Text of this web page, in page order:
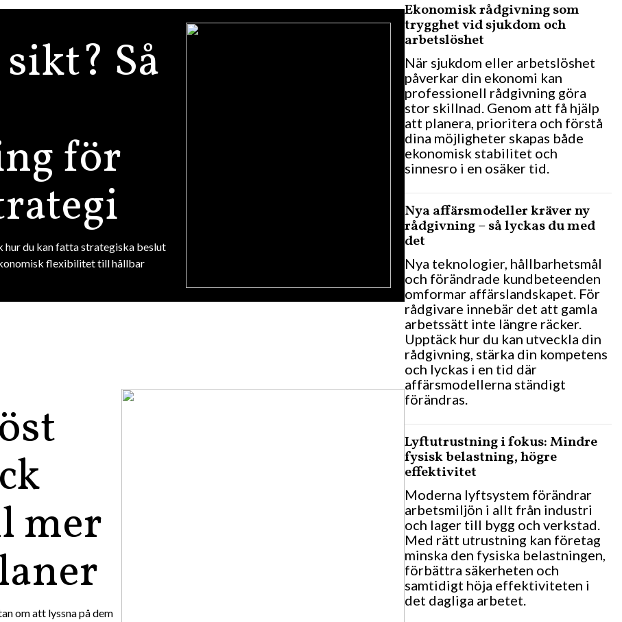
Så
för
du kan fatta strategiska beslut
flexibilitet till hållbar
mer
om att lyssna på dem
Ekonomisk rådgivning som
trygghet vid sjukdom och
arbetslöshet
När sjukdom eller arbetslöshet
påverkar din ekonomi kan
professionell rådgivning göra
stor skillnad. Genom att få hjälp
att planera, prioritera och förstå
dina möjligheter skapas både
ekonomisk stabilitet och
sinnesro i en osäker tid.
Nya affärsmodeller kräver ny
rådgivning – så lyckas du med
det
Nya teknologier, hållbarhetsmål
och förändrade kundbeteenden
omformar affärslandskapet. För
rådgivare innebär det att gamla
arbetssätt inte längre räcker.
Upptäck hur du kan utveckla din
rådgivning, stärka din kompetens
och lyckas i en tid där
affärsmodellerna ständigt
förändras.
Lyftutrustning i fokus: Mindre
fysisk belastning, högre
effektivitet
Moderna lyftsystem förändrar
arbetsmiljön i allt från industri
och lager till bygg och verkstad.
Med rätt utrustning kan företag
minska den fysiska belastningen,
förbättra säkerheten och
samtidigt höja effektiviteten i
det dagliga arbetet.